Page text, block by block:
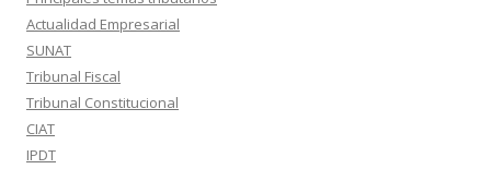
Actualidad Empresarial
SUNAT
Tribunal Fiscal
Tribunal Constitucional
CIAT
IPDT